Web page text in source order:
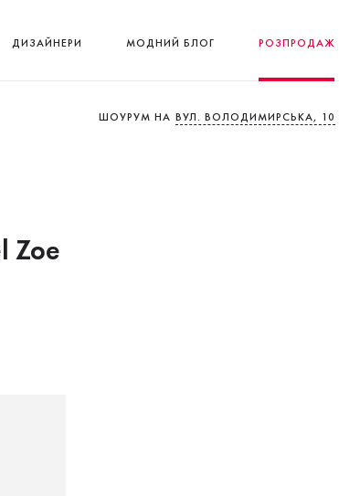
ДИЗАЙНЕРИ МОДНИЙ БЛОГ РОЗПРОДАЖ
ШОУРУМ НА ВУЛ. ВОЛОДИМИРСЬКА, 10
Zoe